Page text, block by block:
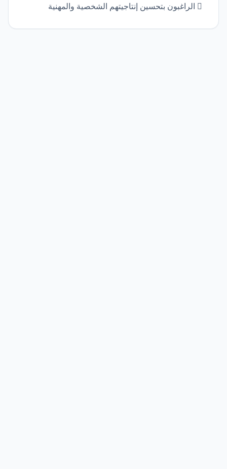
 الراغبون بتحسين إنتاجيتهم الشخصية والمهنية